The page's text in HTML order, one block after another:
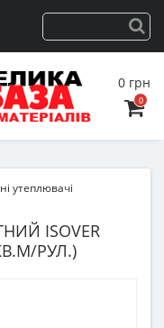
0 грн
0
утеплювачі
ISOVER
РУЛ.)